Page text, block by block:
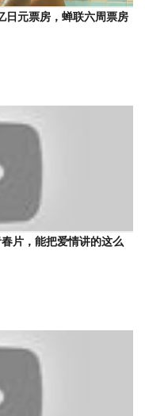
日元票房，蝉联六周票房
片，能把爱情讲的这么